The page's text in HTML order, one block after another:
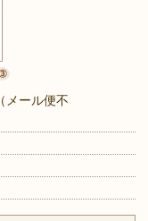
ール便不